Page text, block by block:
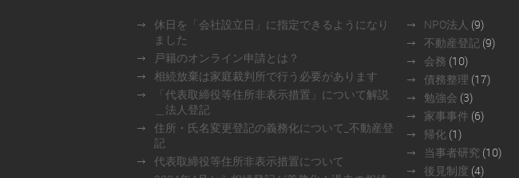
休日を「会社設立日」に指定できるようになり
ました
戸籍のオンライン申請とは？
相続放棄は家庭裁判所で行う必要があります
「代表取締役等住所非表示措置」について解説
＿法人登記
住所・氏名変更登記の義務化について_不動産登
記
代表取締役等住所非表示措置について
NPO法人 (9)
不動産登記 (9)
会務 (10)
債務整理 (17)
勉強会 (3)
家事事件 (6)
帰化 (1)
当事者研究 (10)
後見制度 (4)